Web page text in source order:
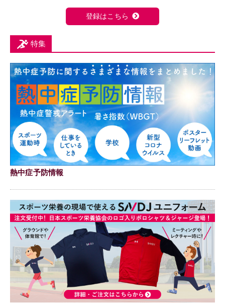
登録はこちら
特集
熱中症予防情報